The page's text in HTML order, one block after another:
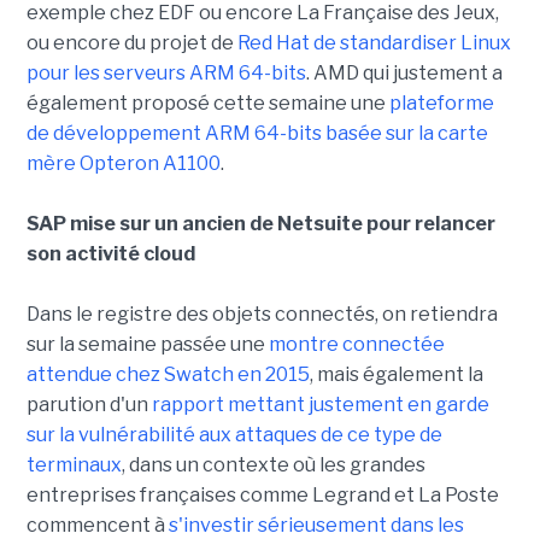
exemple chez EDF ou encore La Française des Jeux,
ou encore du projet de Red Hat de standardiser Linux
pour les serveurs ARM 64-bits. AMD qui justement a
également proposé cette semaine une plateforme
de développement ARM 64-bits basée sur la carte
mère Opteron A1100.
SAP mise sur un ancien de Netsuite pour relancer
son activité cloud
Dans le registre des objets connectés, on retiendra
sur la semaine passée une montre connectée
attendue chez Swatch en 2015, mais également la
parution d'un rapport mettant justement en garde
sur la vulnérabilité aux attaques de ce type de
terminaux, dans un contexte où les grandes
entreprises françaises comme Legrand et La Poste
commencent à s'investir sérieusement dans les